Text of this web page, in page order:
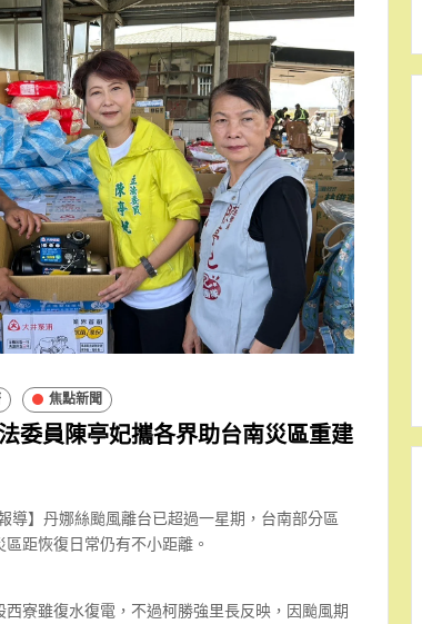
焦點新聞
委員陳亭妃攜各界助台南災區重建
導】 丹娜絲颱風離台已超過一星期，台南部分區
距恢復日常仍有不小距離。
寮雖復水復電，不過柯勝強里長反映，因颱風期